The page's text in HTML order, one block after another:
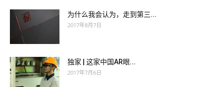
为什么我会认为，走到第三...
2017年8月7日
独家 | 这家中国AR眼...
2017年7月6日